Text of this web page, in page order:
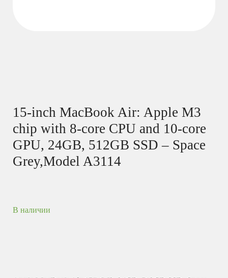
15-inch MacBook Air: Apple M3
chip with 8-core CPU and 10-core
GPU, 24GB, 512GB SSD – Space
Grey,Model A3114
В наличии